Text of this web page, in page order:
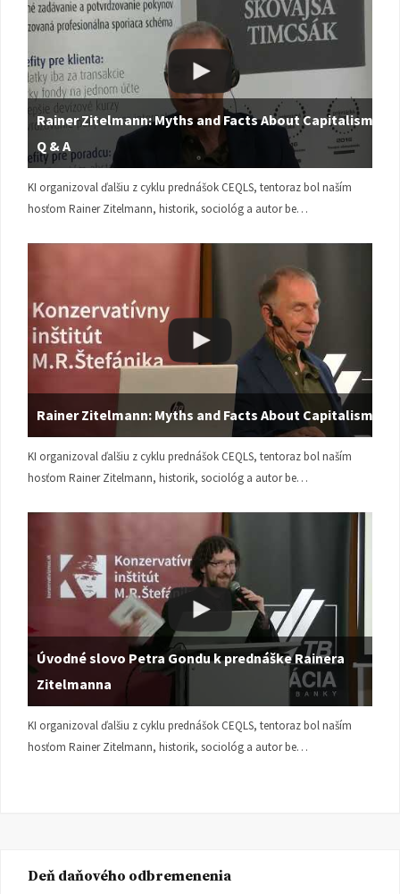
Rainer Zitelmann: Myths and Facts About Capitalism |
Q & A
KI organizoval ďalšiu z cyklu prednášok CEQLS, tentoraz bol naším
hosťom Rainer Zitelmann, historik, sociológ a autor be…
Rainer Zitelmann: Myths and Facts About Capitalism
KI organizoval ďalšiu z cyklu prednášok CEQLS, tentoraz bol naším
hosťom Rainer Zitelmann, historik, sociológ a autor be…
Úvodné slovo Petra Gondu k prednáške Rainera
Zitelmanna
KI organizoval ďalšiu z cyklu prednášok CEQLS, tentoraz bol naším
hosťom Rainer Zitelmann, historik, sociológ a autor be…
Deň daňového odbremenenia